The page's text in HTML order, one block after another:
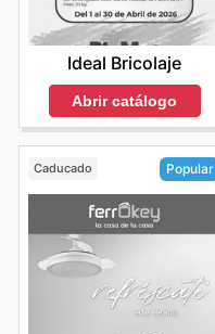
Ideal Bricolaje
Abrir catálogo
Caducado Popular